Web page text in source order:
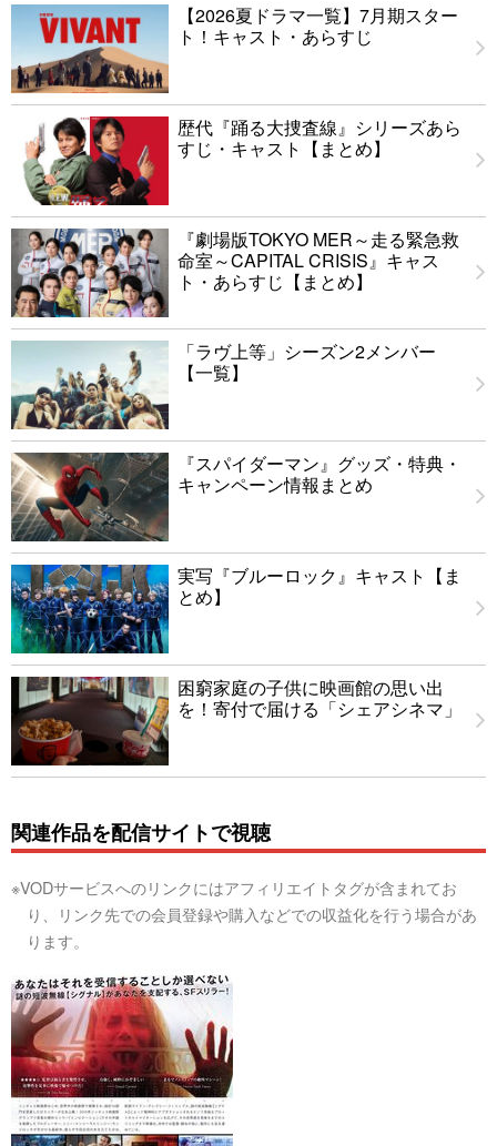
【2026夏ドラマ一覧】7月期スター
ト！キャスト・あらすじ
歴代『踊る大捜査線』シリーズあら
すじ・キャスト【まとめ】
『劇場版TOKYO MER～走る緊急救
命室～CAPITAL CRISIS』キャス
ト・あらすじ【まとめ】
「ラヴ上等」シーズン2メンバー
【一覧】
『スパイダーマン』グッズ・特典・
キャンペーン情報まとめ
実写『ブルーロック』キャスト【ま
とめ】
困窮家庭の子供に映画館の思い出
を！寄付で届ける「シェアシネマ」
関連作品を配信サイトで視聴
※VODサービスへのリンクにはアフィリエイトタグが含まれてお
り、リンク先での会員登録や購入などでの収益化を行う場合があ
ります。